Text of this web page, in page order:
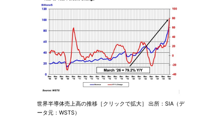
世界半導体売上高の推移［クリックで拡大］ 出所：SIA（デ
ータ元：WSTS）